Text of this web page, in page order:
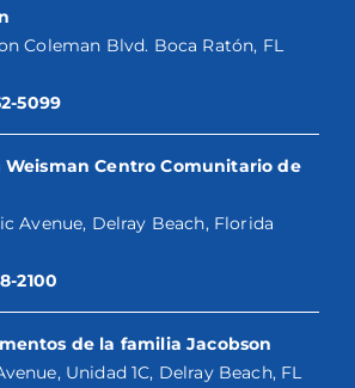
Coleman Blvd. Boca Ratón, FL
5099
Weisman Centro Comunitario de
Avenue, Delray Beach, Florida
2100
de la familia Jacobson
Unidad 1C, Delray Beach, FL